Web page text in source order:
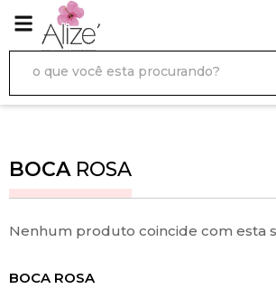
BOCAROSA
Nenhum produto coincide com esta
BOCA ROSA